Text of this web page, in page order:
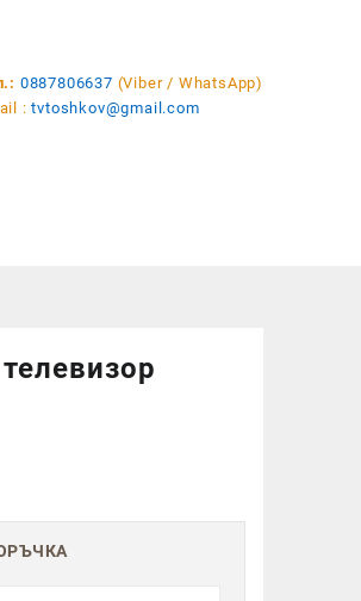
0887806637 (Viber / WhatsApp)
:tvtoshkov@gmail.com